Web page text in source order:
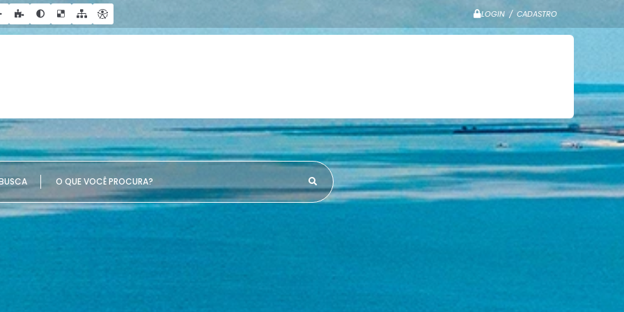
LOGIN / CADASTRO
VOCÊ PROCURA?